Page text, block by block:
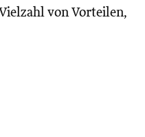
von Vorteilen,